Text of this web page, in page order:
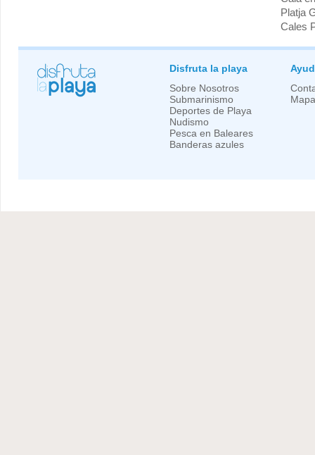
Platja
Cales
Disfruta la playa
Sobre Nosotros
Submarinismo
Deportes de Playa
Nudismo
Pesca en Baleares
Banderas azules